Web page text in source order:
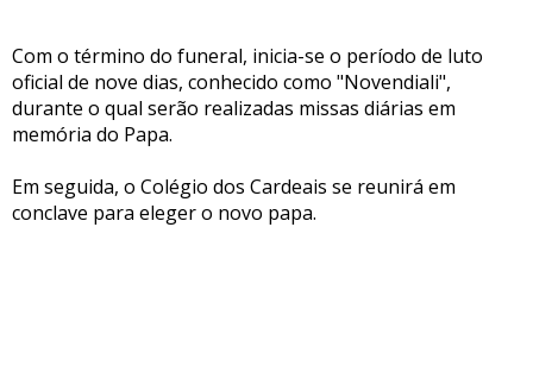
Com o término do funeral, inicia-se o período de luto
oficial de nove dias, conhecido como "Novendiali",
durante o qual serão realizadas missas diárias em
memória do Papa.
Em seguida, o Colégio dos Cardeais se reunirá em
conclave para eleger o novo papa.